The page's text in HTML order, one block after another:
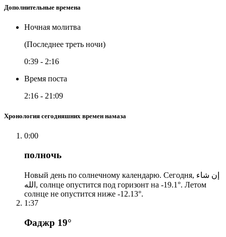
Дополнительные времена
Ночная молитва
(Последнее треть ночи)
0:39 - 2:16
Время поста
2:16 - 21:09
Хронология сегодняшних времен намаза
0:00
полночь
Новый день по солнечному календарю. Сегодня, إن شاء
الله, солнце опустится под горизонт на -19.1°. Летом
солнце не опустится ниже -12.13°.
1:37
Фаджр 19°